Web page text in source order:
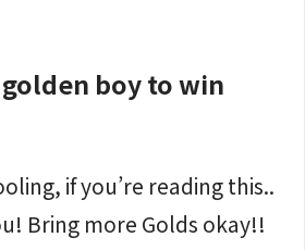
boy to win
if you’re reading this..
Bring more Golds okay!!